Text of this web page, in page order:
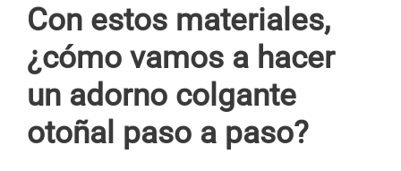
Con estos materiales,
¿cómo vamos a hacer
un adorno colgante
otoñal paso a paso?